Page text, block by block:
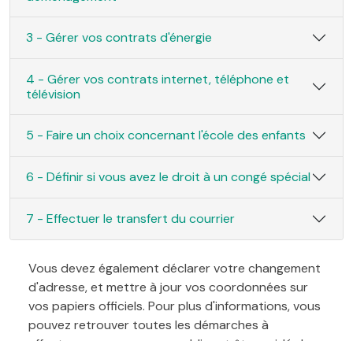
3 - Gérer vos contrats d'énergie
4 - Gérer vos contrats internet, téléphone et
télévision
5 - Faire un choix concernant l'école des enfants
6 - Définir si vous avez le droit à un congé spécial
7 - Effectuer le transfert du courrier
Vous devez également déclarer votre changement
d'adresse, et mettre à jour vos coordonnées sur
vos papiers officiels. Pour plus d'informations, vous
pouvez retrouver toutes les démarches à